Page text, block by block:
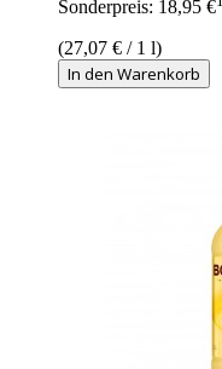
Sonderpreis: 18,95 €
(27,07 € / 1 l)
In den Warenkorb